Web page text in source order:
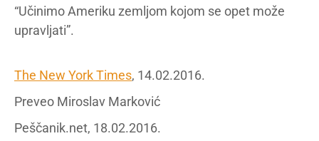
“Učinimo Ameriku zemljom kojom se opet može
upravljati”.
The New York Times, 14.02.2016.
Preveo Miroslav Marković
Peščanik.net, 18.02.2016.